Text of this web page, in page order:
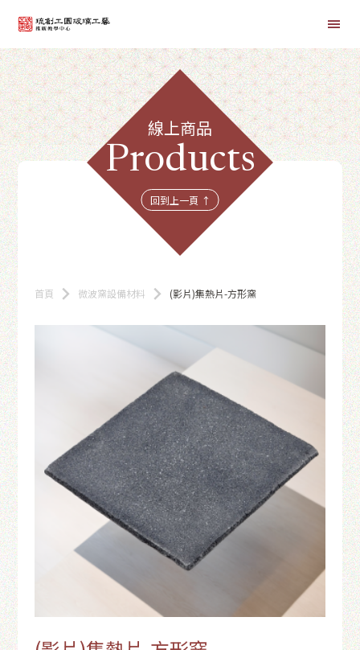
首頁
線上課程
線上商品
Products
回到上一頁 ↑
首頁 微波窯設備材料 (影片)集熱片-方形窯